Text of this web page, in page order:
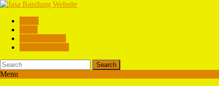
Search
Menu